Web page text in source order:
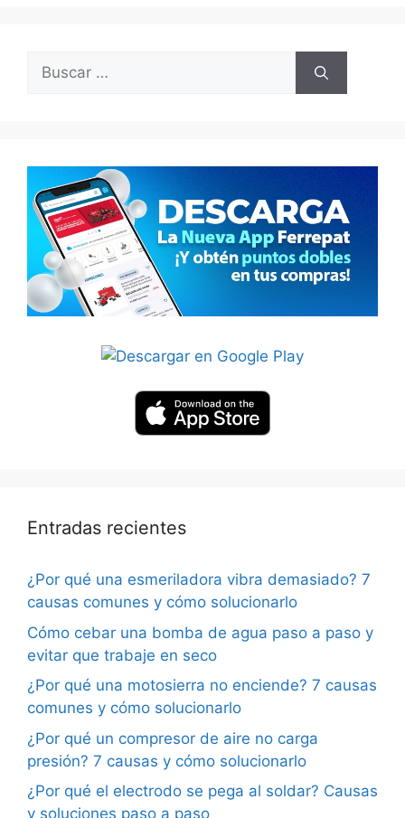
Buscar:
Entradas recientes
¿Por qué una esmeriladora vibra demasiado? 7
causas comunes y cómo solucionarlo
Cómo cebar una bomba de agua paso a paso y
evitar que trabaje en seco
¿Por qué una motosierra no enciende? 7 causas
comunes y cómo solucionarlo
¿Por qué un compresor de aire no carga
presión? 7 causas y cómo solucionarlo
¿Por qué el electrodo se pega al soldar? Causas
y soluciones paso a paso